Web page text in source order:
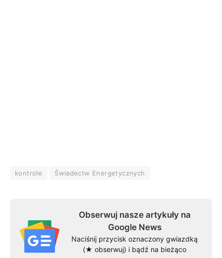
kontrole Świadectw Energetycznych
Obserwuj nasze artykuły na
Google News
Naciśnij przycisk oznaczony gwiazdką
(★ obserwuj) i bądź na bieżąco